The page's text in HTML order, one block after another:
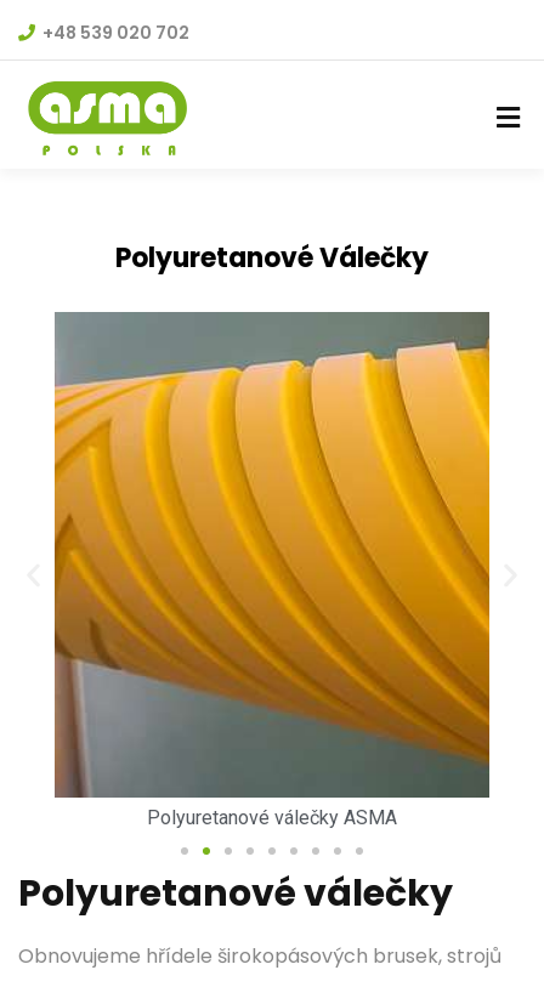
+48 539 020 702
Polyuretanové Válečky
Polyuretanové válečky ASMA
Polyuretanové válečky
Obnovujeme hřídele širokopásových brusek, strojů